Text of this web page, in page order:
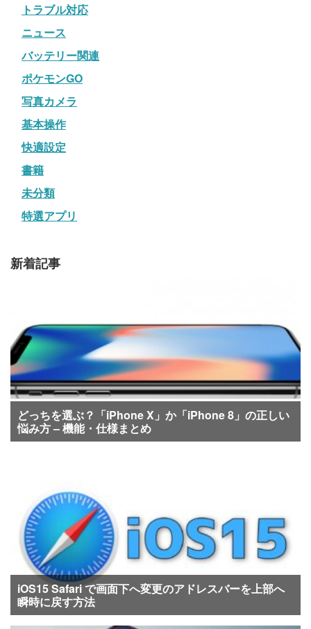
トラブル対応
ニュース
バッテリー関連
ポケモンGO
写真カメラ
基本操作
快適設定
書籍
未分類
特選アプリ
新着記事
どっちを選ぶ？「iPhone X」か「iPhone 8」の正しい
悩み方 – 機能・仕様まとめ
iOS15 Safari で画面下へ変更のアドレスバーを上部へ
瞬時に戻す方法